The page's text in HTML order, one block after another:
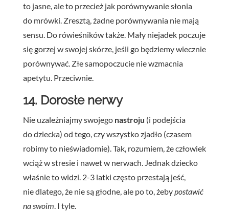
to jasne, ale to przecież jak porównywanie słonia
do mrówki. Zresztą, żadne porównywania nie mają
sensu. Do rówieśników także. Mały niejadek poczuje
się gorzej w swojej skórze, jeśli go będziemy wiecznie
porównywać. Złe samopoczucie nie wzmacnia
apetytu. Przeciwnie.
14. Dorosłe nerwy
Nie uzależniajmy swojego nastroju (i podejścia
do dziecka) od tego, czy wszystko zjadło (czasem
robimy to nieświadomie). Tak, rozumiem, że człowiek
wciąż w stresie i nawet w nerwach. Jednak dziecko
właśnie to widzi. 2-3 latki często przestają jeść,
nie dlatego, że nie są głodne, ale po to, żebypostawić
na swoim . I tyle.